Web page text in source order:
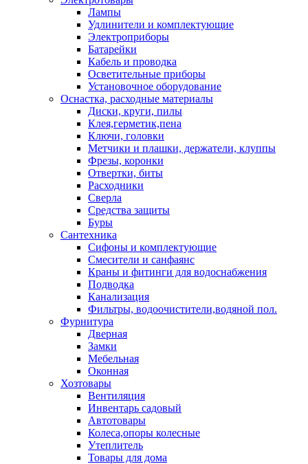
Лампы
Удлинители и комплектующие
Электроприборы
Батарейки
Кабель и проводка
Осветительные приборы
Установочное оборудование
Оснастка, расходные материалы
Диски, круги, пилы
Клея,герметик,пена
Ключи, головки
Метчики и плашки, держатели, клуппы
Фрезы, коронки
Отвертки, биты
Расходники
Сверла
Средства защиты
Буры
Сантехника
Сифоны и комплектующие
Смесители и санфаянс
Краны и фитинги для водоснабжения
Подводка
Канализация
Фильтры, водоочистители,водяной пол.
Фурнитура
Дверная
Замки
Мебельная
Оконная
Хозтовары
Вентиляция
Инвентарь садовый
Автотовары
Колеса,опоры колесные
Утеплитель
Товары для дома